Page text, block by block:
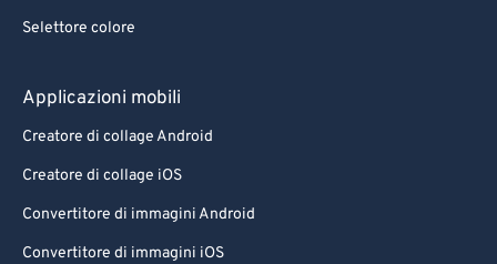
Selettore colore
Applicazioni mobili
Creatore di collage Android
Creatore di collage iOS
Convertitore di immagini Android
Convertitore di immagini iOS